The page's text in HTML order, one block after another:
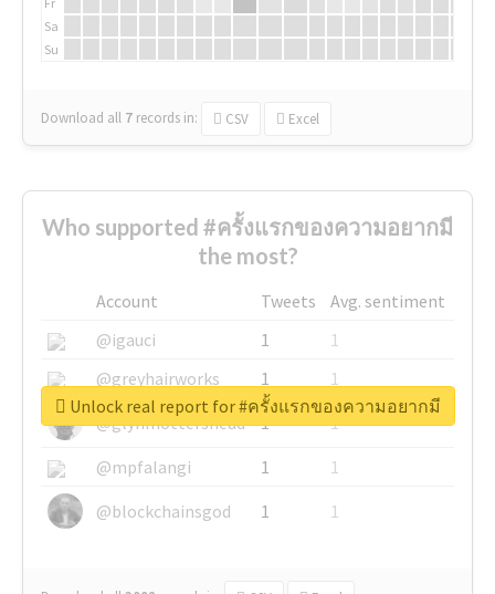
Sa
Su
Download all 7 records in: CSV Excel
Who supported #ครั้งแรกของความอยากมี
the most?
Account Tweets
Avg. sentiment
@igauci
1
1
@greyhairworks
1
1
@glynmottershead
1
1
@mpfalangi
1
1
@blockchainsgod
1 1
Unlock real report for #ครั้งแรกของความอยากมี